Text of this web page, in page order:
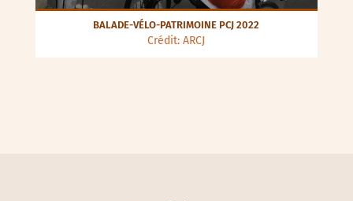
BALADE-VÉLO-PATRIMOINE PCJ 2022
Crédit: ARCJ